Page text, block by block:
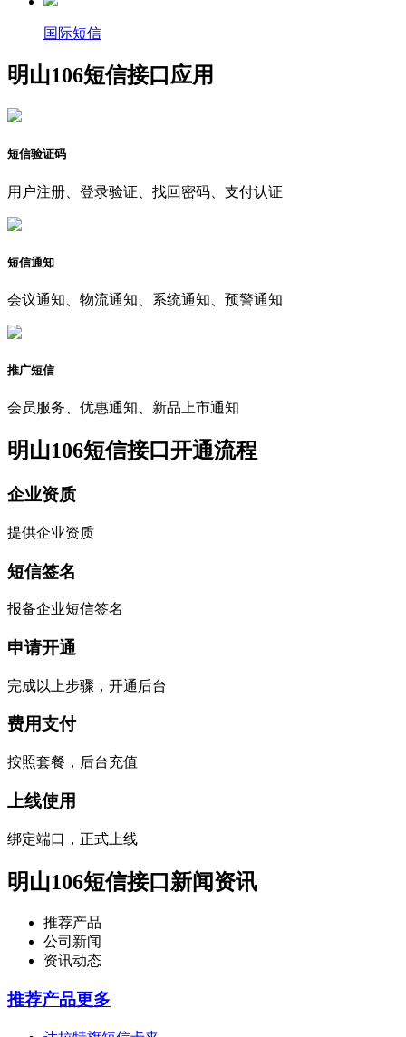
国际短信
明山106短信接口应用
短信验证码
用户注册、登录验证、找回密码、支付认证
短信通知
会议通知、物流通知、系统通知、预警通知
推广短信
会员服务、优惠通知、新品上市通知
明山106短信接口开通流程
企业资质
提供企业资质
短信签名
报备企业短信签名
申请开通
完成以上步骤，开通后台
费用支付
按照套餐，后台充值
上线使用
绑定端口，正式上线
明山106短信接口新闻资讯
推荐产品
公司新闻
资讯动态
推荐产品更多